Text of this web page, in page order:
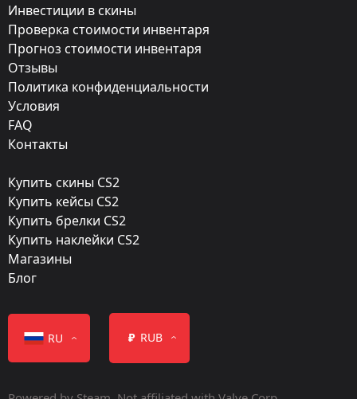
Обновление:
Masterminds Music Kits
Дата релиза:
Апрель 16, 2020
Класс
Базового класса
Все контейнер
Инвестиции в скины
Проверка стоимости инвентаря
Прогноз стоимости инвентаря
Отзывы
Политика конфиденциальности
Условия
FAQ
Контакты
Купить скины CS2
Купить кейсы CS2
Купить брелки CS2
Купить наклейки CS2
Магазины
Блог
RU ₽ RUB